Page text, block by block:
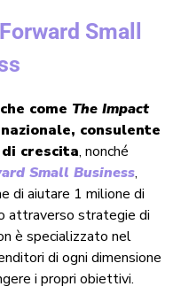
Small
come The Impact
consulente
crescita, nonché
Small Business,
di aiutare 1 milione di
attraverso strategie di
è specializzato nel
di ogni dimensione
i propri obiettivi.